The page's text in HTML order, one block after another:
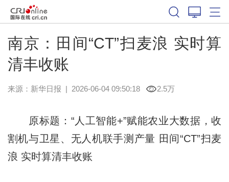
南京：田间“CT”扫麦浪 实时算
清丰收账
来源： 新华日报 | 2026-06-04 09:50:18 2.5万
原标题：“人工智能+”赋能农业大数据，收
割机与卫星、无人机联手测产量 田间“CT”扫麦
浪 实时算清丰收账